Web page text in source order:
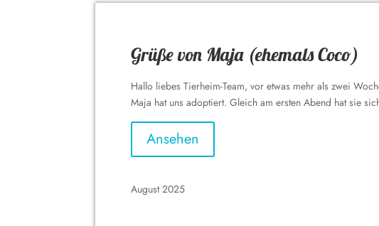
Grüße von Maja (ehemals Coco)
Hallo liebes Tierheim-Team, vor etwas mehr als zwei
Maja hat uns adoptiert. Gleich am ersten Abend hat sie
Ansehen
August 2025